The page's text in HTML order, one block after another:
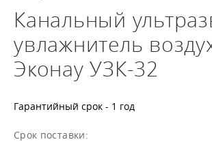
Канальный
увлажнитель
Эконау УЗК-32
Гарантийный срок - 1 год
Срок поставки: